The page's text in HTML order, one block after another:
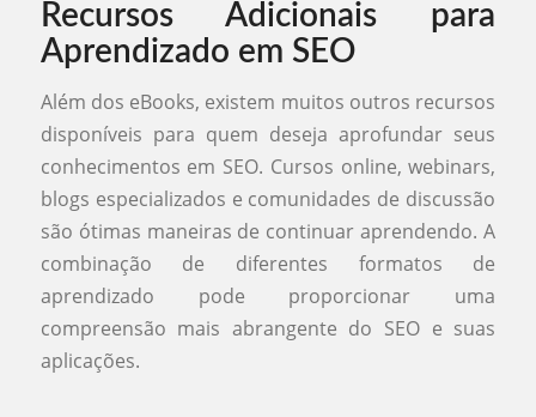
Recursos Adicionais para
Aprendizado em SEO
Além dos eBooks, existem muitos outros recursos
disponíveis para quem deseja aprofundar seus
conhecimentos em SEO. Cursos online, webinars,
blogs especializados e comunidades de discussão
são ótimas maneiras de continuar aprendendo. A
combinação de diferentes formatos de
aprendizado pode proporcionar uma
compreensão mais abrangente do SEO e suas
aplicações.